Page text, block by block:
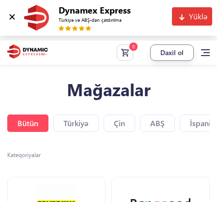
Dynamex Express
Türkiyə və ABŞ-dan çatdırılma Yüklə
Daxil ol
Mağazalar
Bütün Türkiyə Çin ABŞ
Kateqoriyalar